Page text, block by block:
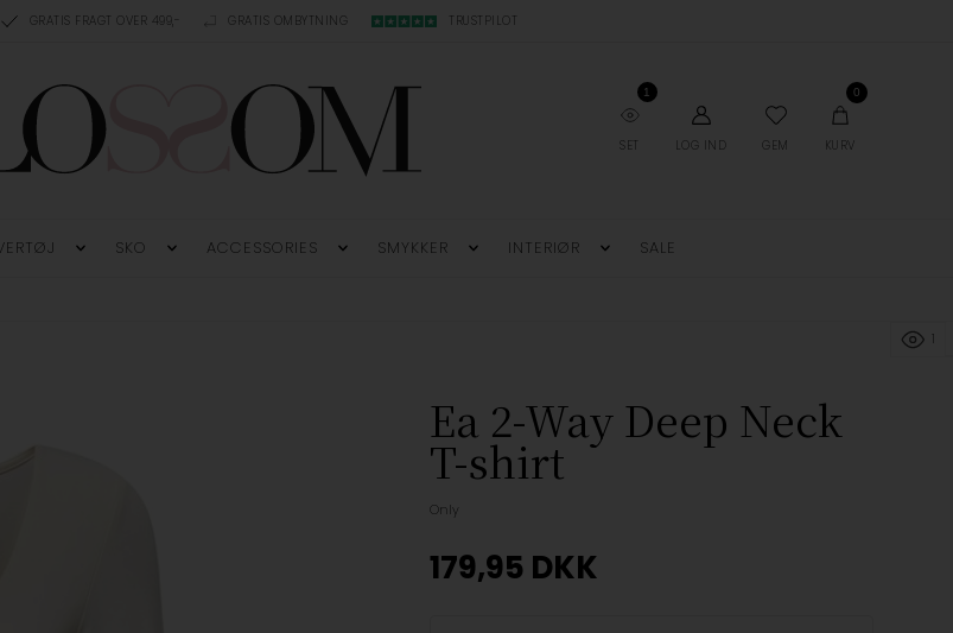
GRATIS FRAGT OVER 499,- GRATIS OMBYTNING TRUSTPILOT
SET
1
LOG IND GEM
0
KURV
SKO ACCESSORIES SMYKKER INTERIØR SALE
Ea 2-Way Deep Neck
T-shirt
Only
179,95 DKK
1